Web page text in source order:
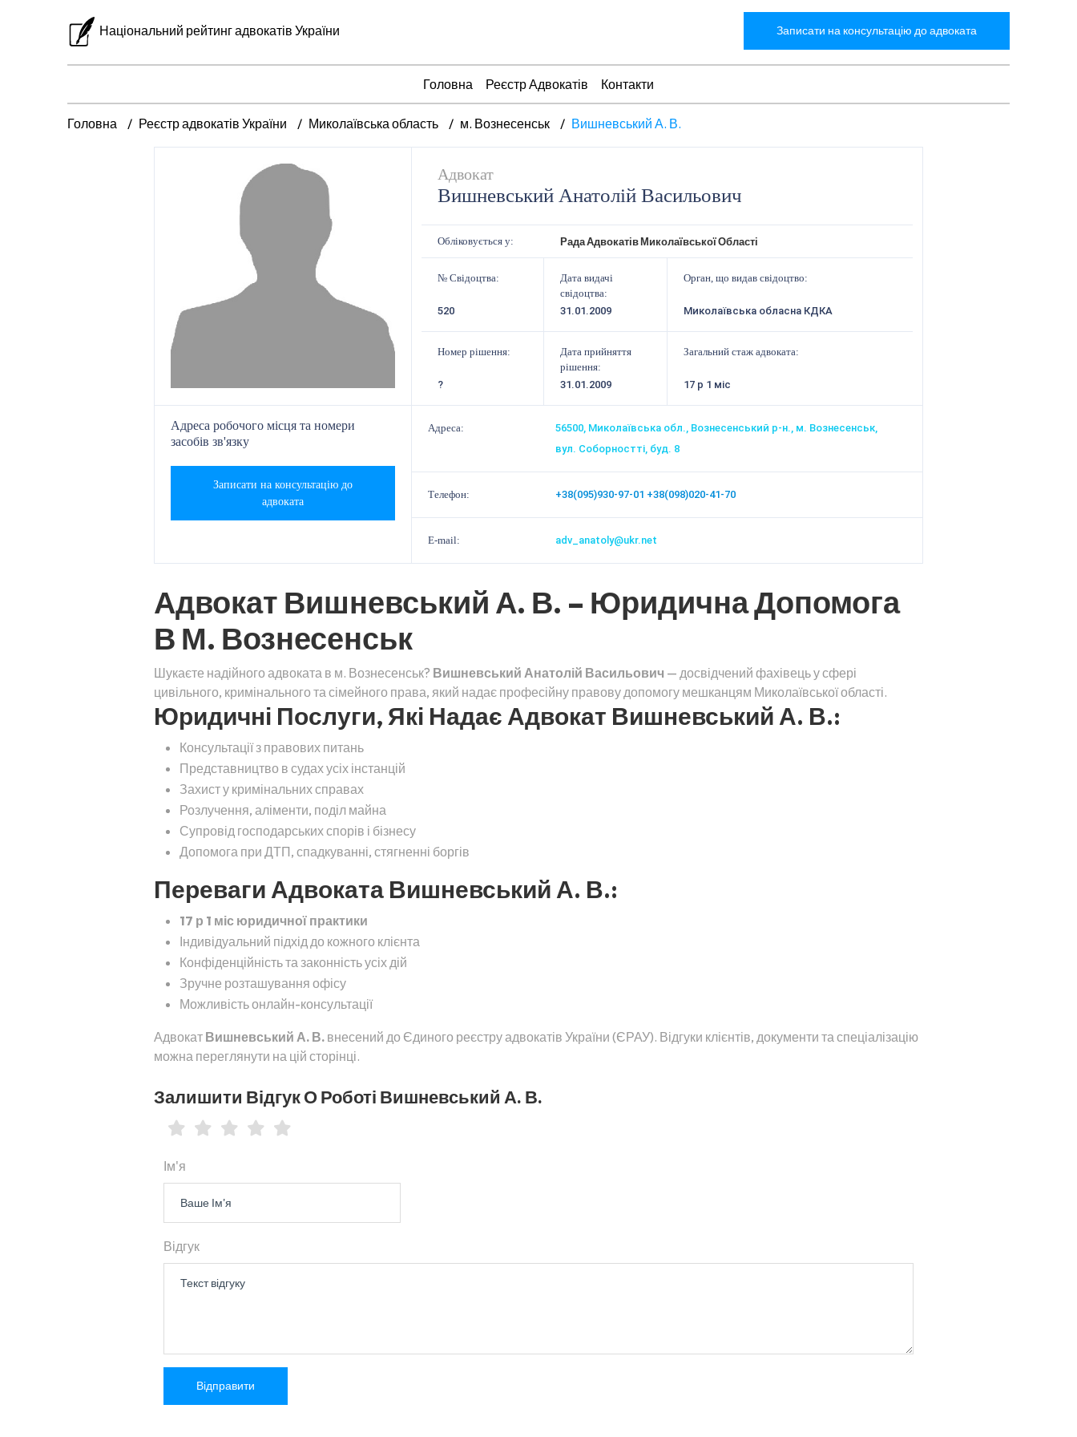
Національний рейтинг адвокатів України Записати на консультацію до адвоката
Головна Реєстр Адвокатів Контакти
Головна Реєстр адвокатів України Миколаївська область м. Вознесенськ Вишневський А. В.
Адвокат
Вишневський Анатолій Васильович
Обліковується у: Рада Адвокатів Миколаївської Області
№ Свідоцтва:
520
Дата видачі
свідоцтва:
31.01.2009
Орган, що видав свідоцтво:
Миколаївська обласна КДКА
Номер рішення:
?
Дата прийняття
рішення:
31.01.2009
Загальний стаж адвоката:
17 р 1 міс
Адреса робочого місця та номери
засобів зв'язку
Записати на консультацію до
адвоката
Адреса:
56500, Миколаївська обл., Вознесенський р-н., м. Вознесенськ,
вул. Соборностті, буд. 8
Телефон: +38(095)930-97-01 +38(098)020-41-70
E-mail: adv_anatoly@ukr.net
Адвокат Вишневський А. В. – Юридична Допомога
В М. Вознесенськ
Шукаєте надійного адвоката в м. Вознесенськ? Вишневський Анатолій Васильович — досвідчений фахівець у сфері
цивільного, кримінального та сімейного права, який надає професійну правову допомогу мешканцям Миколаївської області.
Юридичні Послуги, Які Надає Адвокат Вишневський А. В.:
Консультації з правових питань
Представництво в судах усіх інстанцій
Захист у кримінальних справах
Розлучення, аліменти, поділ майна
Супровід господарських спорів і бізнесу
Допомога при ДТП, спадкуванні, стягненні боргів
Переваги Адвоката Вишневський А. В.:
17 р 1 міс юридичної практики
Індивідуальний підхід до кожного клієнта
Конфіденційність та законність усіх дій
Зручне розташування офісу
Можливість онлайн-консультації
Адвокат Вишневський А. В. внесений до Єдиного реєстру адвокатів України (ЄРАУ). Відгуки клієнтів, документи та спеціалізацію
можна переглянути на цій сторінці.
Залишити Відгук О Роботі Вишневський А. В.
Ім'я
Відгук